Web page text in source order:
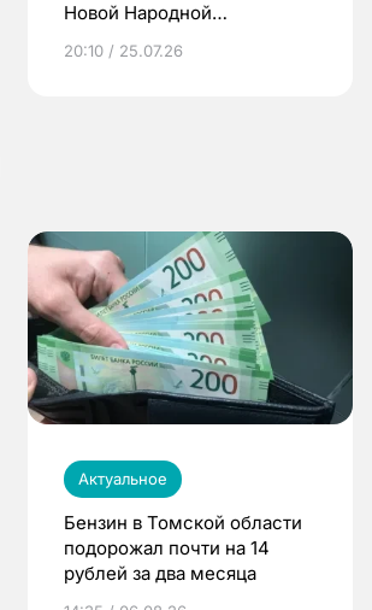
Новой Народной
20:10 / 25.07.26
Актуальное
Бензин в Томской области
подорожал почти на 14
рублей за два месяца